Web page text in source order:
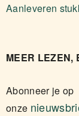
Aanleveren
MEER LEZEN,
Abonneer je op
onze